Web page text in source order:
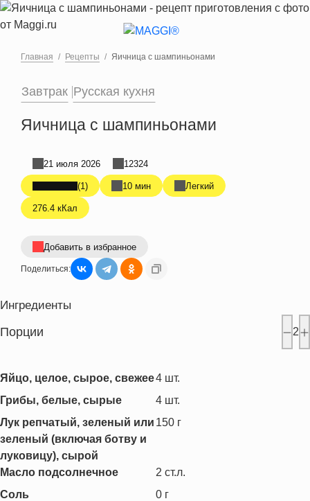
Перейти к основному содержанию
Главная Рецепты Яичница с шампиньонами
Завтрак Русская кухня
Яичница с шампиньонами
(1) 10 мин Легкий
276.4 кКал
21 июля 2026 12324
Добавить в избранное
Поделиться:
Ингредиенты
Порции 2
Яйцо, целое, сырое, свежее4 шт.
Грибы, белые, сырые
4 шт.
Лук репчатый, зеленый или
зеленый (включая ботву и
луковицу), сырой
150 г
Масло подсолнечное 2 ст.л.
Соль
0 г